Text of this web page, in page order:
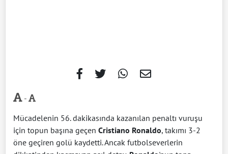
-
Mücadelenin 56. dakikasında kazanılan penaltı vuruşu
için topun başına geçen Cristiano Ronaldo, takımı 3-2
öne geçiren golü kaydetti. Ancak futbolseverlerin